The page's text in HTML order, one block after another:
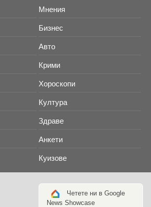
Мнения
Бизнес
Авто
Крими
Хороскопи
Култура
Здраве
Анкети
Куизове
Четете ни в Google
News Showcase